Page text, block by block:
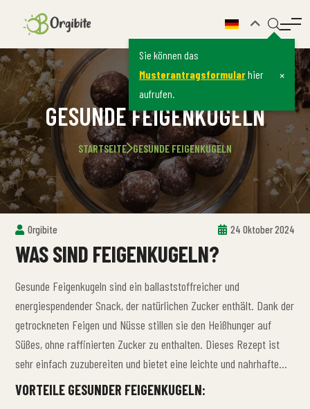
Sie können das
Musterantragsformularhier
aufrufen.
×
GESUNDE FEIGENKUGELN
STARTSEITE GESUNDE FEIGENKUGELN
Orgibite 24 Oktober 2024
WAS SIND FEIGENKUGELN?
Gesunde Feigenkugeln sind ein ballaststoffreicher und
energiespendender Snack, der natürlichen Zucker enthält. Dank der
getrockneten Feigen und Nüsse stillen sie den Heißhunger auf
Süßes, ohne raffinierten Zucker zu enthalten. Dieses Rezept ist
sehr einfach zuzubereiten und bietet eine leichte und nahrhafte
Alternative für einen Energieschub an anstrengenden Tagen oder
VORTEILE GESUNDER FEIGENKUGELN: